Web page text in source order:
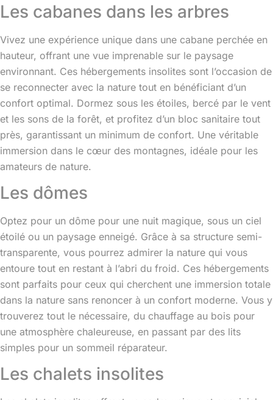
Les cabanes dans les arbres
Vivez une expérience unique dans une cabane perchée en
hauteur, offrant une vue imprenable sur le paysage
environnant. Ces hébergements insolites sont l’occasion de
se reconnecter avec la nature tout en bénéficiant d’un
confort optimal. Dormez sous les étoiles, bercé par le vent
et les sons de la forêt, et profitez d’un bloc sanitaire tout
près, garantissant un minimum de confort. Une véritable
immersion dans le cœur des montagnes, idéale pour les
amateurs de nature.
Les dômes
Optez pour un dôme pour une nuit magique, sous un ciel
étoilé ou un paysage enneigé. Grâce à sa structure semi-
transparente, vous pourrez admirer la nature qui vous
entoure tout en restant à l’abri du froid. Ces hébergements
sont parfaits pour ceux qui cherchent une immersion totale
dans la nature sans renoncer à un confort moderne. Vous y
trouverez tout le nécessaire, du chauffage au bois pour
une atmosphère chaleureuse, en passant par des lits
simples pour un sommeil réparateur.
Les chalets insolites